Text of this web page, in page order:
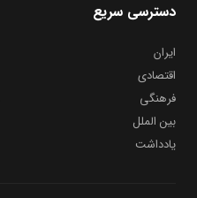
دسترسی سریع
ایران
اقتصادی
فرهنگی
بین الملل
یادداشت